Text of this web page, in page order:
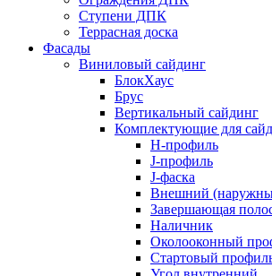
Ступени ДПК
Террасная доска
Фасады
Виниловый сайдинг
БлокХаус
Брус
Вертикальный сайдинг
Комплектующие для
H-профиль
J-профиль
J-фаска
Внешний
Завершающая
Наличник
Околооконный
Стартовый